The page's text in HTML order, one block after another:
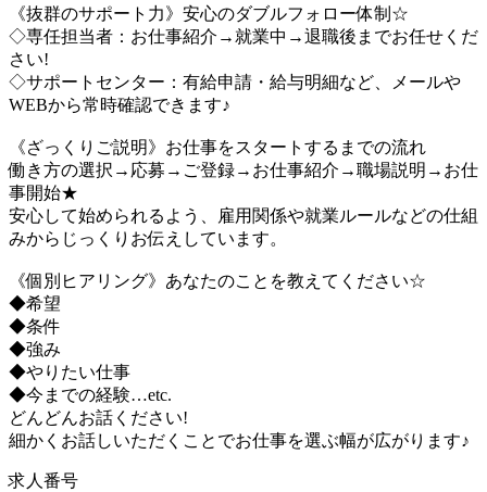
《抜群のサポート力》安心のダブルフォロー体制☆
◇専任担当者：お仕事紹介→就業中→退職後までお任せくだ
さい!
◇サポートセンター：有給申請・給与明細など、メールや
WEBから常時確認できます♪
《ざっくりご説明》お仕事をスタートするまでの流れ
働き方の選択→応募→ご登録→お仕事紹介→職場説明→お仕
事開始★
安心して始められるよう、雇用関係や就業ルールなどの仕組
みからじっくりお伝えしています。
《個別ヒアリング》あなたのことを教えてください☆
◆希望
◆条件
◆強み
◆やりたい仕事
◆今までの経験…etc.
どんどんお話ください!
細かくお話しいただくことでお仕事を選ぶ幅が広がります♪
求人番号